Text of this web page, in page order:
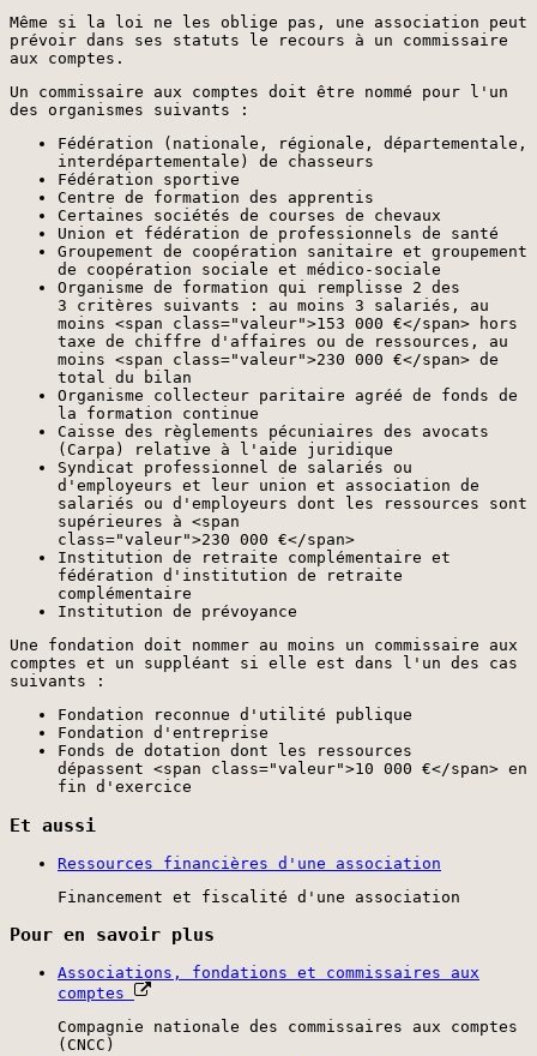
Même si la loi ne les oblige pas, une association peut
prévoir dans ses statuts le recours à un commissaire
aux comptes.
Un commissaire aux comptes doit être nommé pour l'un
des organismes suivants :
Fédération (nationale, régionale, départementale,
interdépartementale) de chasseurs
Fédération sportive
Centre de formation des apprentis
Certaines sociétés de courses de chevaux
Union et fédération de professionnels de santé
Groupement de coopération sanitaire et groupement
de coopération sociale et médico-sociale
Organisme de formation qui remplisse 2 des
3 critères suivants : au moins 3 salariés, au
moins <span class="valeur">153 000 €</span> hors
taxe de chiffre d'affaires ou de ressources, au
moins <span class="valeur">230 000 €</span> de
total du bilan
Organisme collecteur paritaire agréé de fonds de
la formation continue
Caisse des règlements pécuniaires des avocats
(Carpa) relative à l'aide juridique
Syndicat professionnel de salariés ou
d'employeurs et leur union et association de
salariés ou d'employeurs dont les ressources sont
supérieures à <span
class="valeur">230 000 €</span>
Institution de retraite complémentaire et
fédération d'institution de retraite
complémentaire
Institution de prévoyance
Une fondation doit nommer au moins un commissaire aux
comptes et un suppléant si elle est dans l'un des cas
suivants :
Fondation reconnue d'utilité publique
Fondation d'entreprise
Fonds de dotation dont les ressources
dépassent <span class="valeur">10 000 €</span> en
fin d'exercice
Et aussi
Ressources financières d'une association
Financement et fiscalité d'une association
Pour en savoir plus
Associations, fondations et commissaires aux
comptes
Compagnie nationale des commissaires aux comptes
(CNCC)